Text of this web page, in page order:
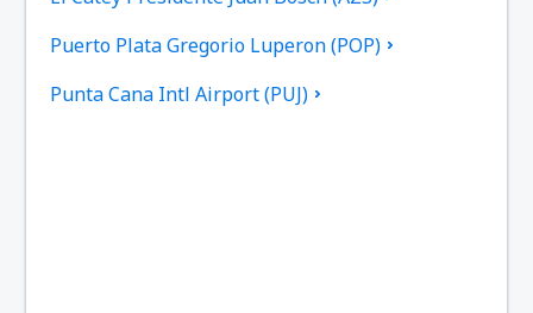
Puerto Plata Gregorio Luperon (POP)
Punta Cana Intl Airport (PUJ)